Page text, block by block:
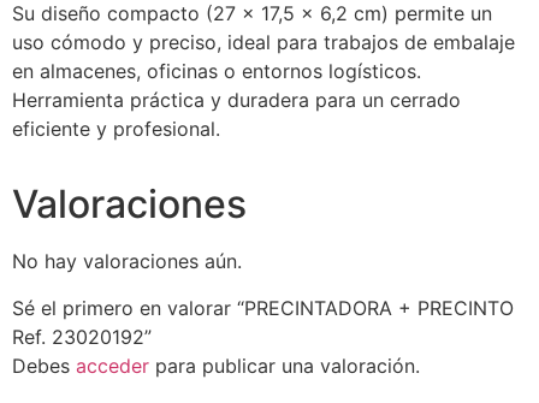
Su diseño compacto (27 × 17,5 × 6,2 cm) permite un
uso cómodo y preciso, ideal para trabajos de embalaje
en almacenes, oficinas o entornos logísticos.
Herramienta práctica y duradera para un cerrado
eficiente y profesional.
Valoraciones
No hay valoraciones aún.
Sé el primero en valorar “PRECINTADORA + PRECINTO
Ref. 23020192”
Debes acceder para publicar una valoración.